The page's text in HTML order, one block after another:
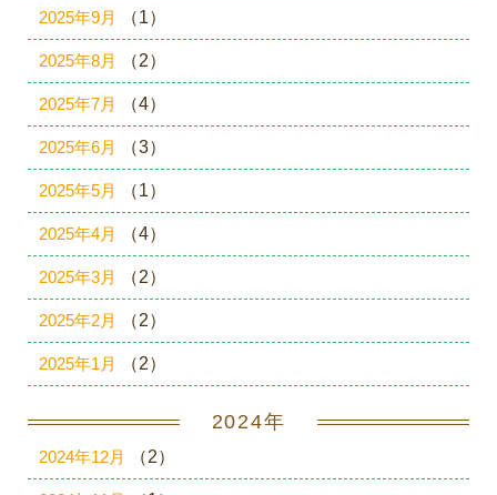
2025年9月 （1）
2025年8月 （2）
2025年7月 （4）
2025年6月 （3）
2025年5月 （1）
2025年4月 （4）
2025年3月 （2）
2025年2月 （2）
2025年1月 （2）
2024年
2024年12月 （2）